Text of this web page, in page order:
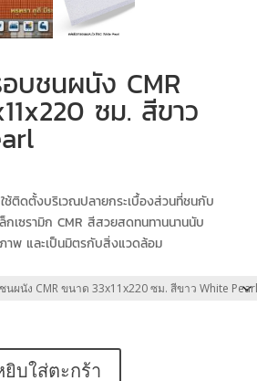
บชนผนัง CMR
ซม. สีขาว
ติดตั้งบริเวณปลายกระเบื้องส่วนที่ชนกับ
กเซรามิก CMR สีสวยสดทนทานนานนับ
พ และเป็นมิตรกับสิ่งแวดล้อม
ยิบใส่ตะกร้า